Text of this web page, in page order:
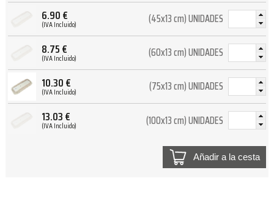
6.90€
(IVA Incluido) (45x13 cm) UNIDADES
8.75€
(IVA Incluido) (60x13 cm) UNIDADES
10.30€
(IVA Incluido) (75x13 cm) UNIDADES
13.03€
(IVA Incluido) (100x13 cm) UNIDADES
Añadir a la cesta